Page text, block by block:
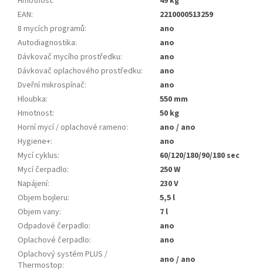
EAN:
2210000513259
8 mycích programů:
ano
Autodiagnostika:
ano
Dávkovač mycího prostředku:
ano
Dávkovač oplachového prostředku:
ano
Dveřní mikrospínač:
ano
Hloubka:
550 mm
Hmotnost:
50 kg
Horní mycí / oplachové rameno:
ano / ano
Hygiene+:
ano
Mycí cyklus:
60/120/180/90/180 sec
Mycí čerpadlo:
250 W
Napájení:
230 V
Objem bojleru:
5,5 l
Objem vany:
7 l
Odpadové čerpadlo:
ano
Oplachové čerpadlo:
ano
Oplachový systém PLUS /
Thermostop: ano / ano